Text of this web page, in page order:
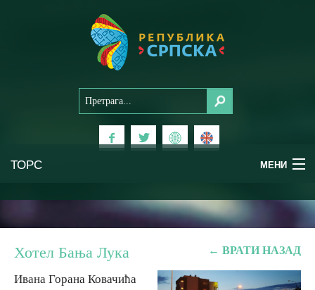
ТОРС МЕНИ
Планински туризам
← ВРАТИ НАЗАД
Хотел Бања Лука
Ивана Горана Ковачића
ТОРС МЕНИ
Планински туризам